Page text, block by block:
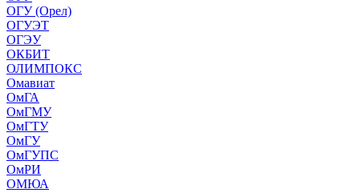
ОГУ (Орел)
ОГУЭТ
ОГЭУ
ОКБИТ
ОЛИМПОКС
Омавиат
ОмГА
ОмГМУ
ОмГТУ
ОмГУ
ОмГУПС
ОмРИ
ОМЮА